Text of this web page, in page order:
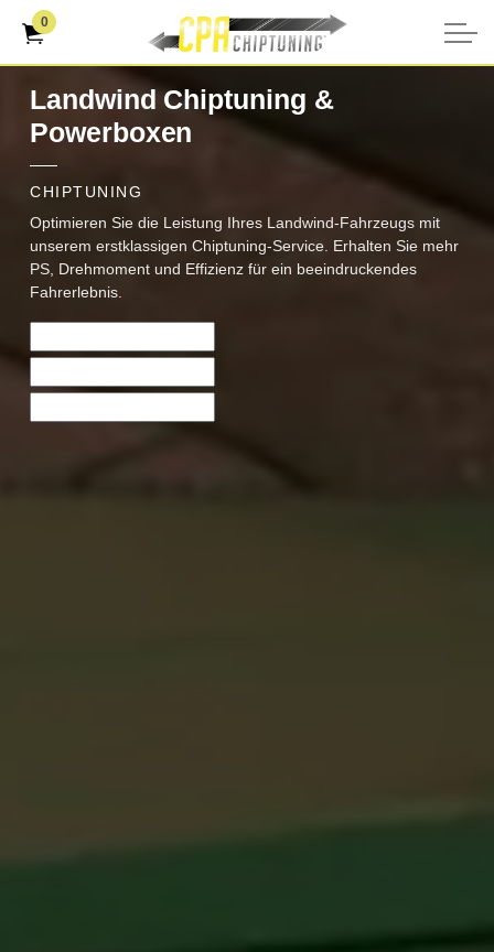
0
Landwind Chiptuning &
Powerboxen
CHIPTUNING
Optimieren Sie die Leistung Ihres Landwind-Fahrzeugs mit
unserem erstklassigen Chiptuning-Service. Erhalten Sie mehr
PS, Drehmoment und Effizienz für ein beeindruckendes
Fahrerlebnis.